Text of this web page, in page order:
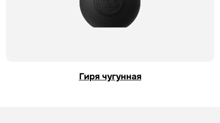
Гиря чугунная